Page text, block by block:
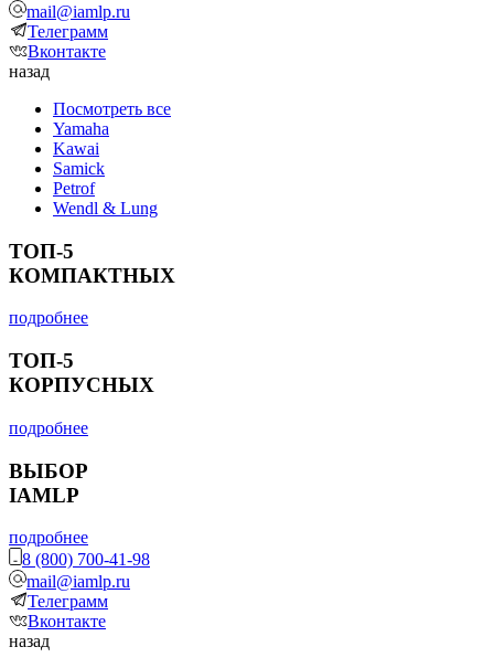
mail@iamlp.ru
Телеграмм
Вконтакте
назад
Посмотреть все
Yamaha
Kawai
Samick
Petrof
Wendl & Lung
ТОП-5
КОМПАКТНЫХ
подробнее
ТОП-5
КОРПУСНЫХ
подробнее
ВЫБОР
IAMLP
подробнее
8 (800) 700-41-98
mail@iamlp.ru
Телеграмм
Вконтакте
назад